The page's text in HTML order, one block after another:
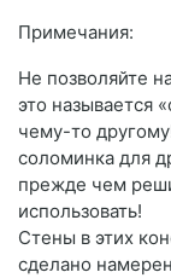
Примечания:
Не позволяйте
это называется
чему-то
соломинка для
прежде чем
использовать!
Стены в этих
сделано